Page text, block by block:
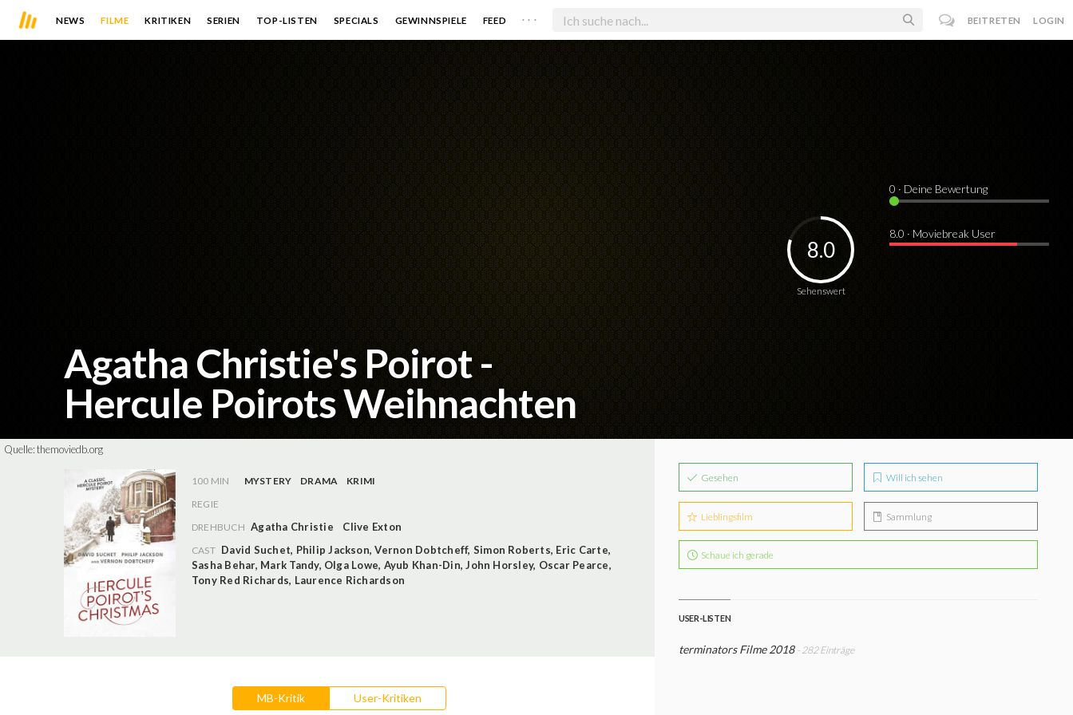
NEWS FILME KRITIKEN SERIEN TOP-LISTEN SPECIALS GEWINNSPIELE FEED . . . BEITRETEN LOGIN
Agatha Christie's Poirot -
Hercule Poirots Weihnachten
Sehenswert
8.0
0 · Deine Bewertung
8.0 · Moviebreak User
Quelle:themoviedb.org
100 MIN MYSTERY DRAMA
KRIMI
REGIE
DREHBUCH Agatha Christie Clive Exton
CAST David Suchet, Philip Jackson,Vernon Dobtcheff, Simon Roberts, Eric Carte,
Sasha Behar, Mark Tandy, Olga Lowe, Ayub Khan-Din,John Horsley, Oscar Pearce,
Tony Red Richards, Laurence Richardson
MB-Kritik User-Kritiken
Gesehen Will ich sehen
Lieblingsfilm Sammlung
Schaue ich gerade
USER-LISTEN
terminators Filme 2018 - 282 Einträge